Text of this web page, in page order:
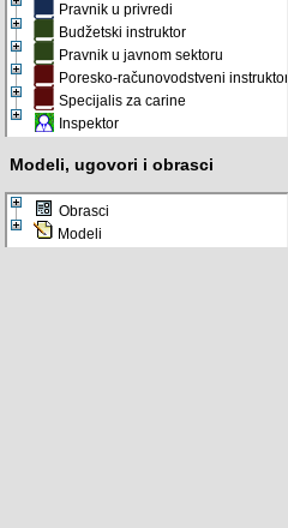
Pravnik u privredi
Budžetski instruktor
Pravnik u javnom sektoru
Poresko-računovodstveni instruktor
Specijalis za carine
Inspektor
Modeli, ugovori i obrasci
Obrasci
Modeli